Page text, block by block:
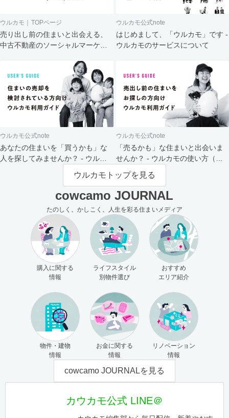
ウルカモ｜TOPページ
売り出し前の住まいと出会える、
中古不動産のソーシャルマーケッ
ウルカモ公式note
はじめまして、「ウルカモ」です -
ウルカモのサービスについて
ウルカモ公式note
あなたの住まいを「買うかも」な
人を探してみませんか？ - ウルカ
ウルカモ公式note
「売るかも」な住まいと出会いま
せんか？ - ウルカモの使い方（買
主さま向け）
ウルカモトップを見る
cowcamo JOURNAL
たのしく、かしこく、人生を彩る住まいメディア
購入に関する
情報
ライフスタイル
別物件選び
おすすめ
エリア紹介
物件・建物
情報
お金に関する
情報
リノベーション
情報
cowcamo JOURNALを見る
カウカモ公式 LINE＠